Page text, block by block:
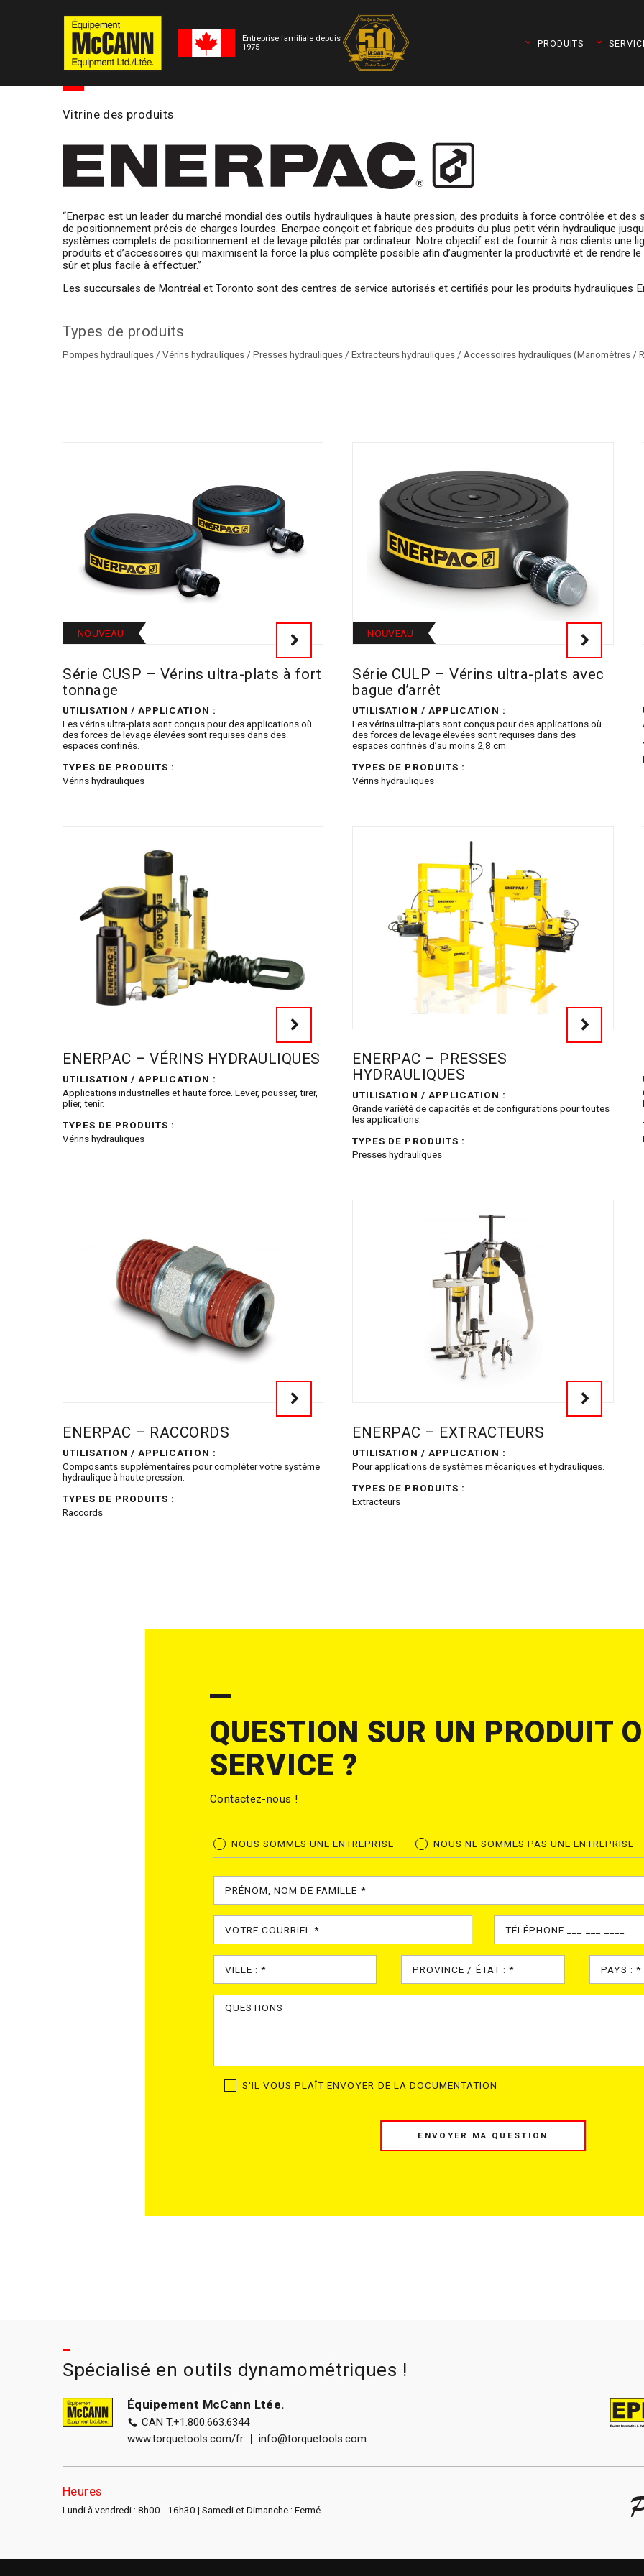
Entreprise familiale depuis
1975
PRODUITS
Vitrine des produits
“Enerpac est un leader du marché mondial des outils hydrauliques à haute pression, des produits à force contrôlée et des
de positionnement précis de charges lourdes. Enerpac conçoit et fabrique des produits du plus petit vérin hydraulique
systèmes complets de positionnement et de levage pilotés par ordinateur. Notre objectif est de fournir à nos clients une
produits et d’accessoires qui maximisent la force la plus complète possible afin d’augmenter la productivité et de rendre le
sûr et plus facile à effectuer.”
Les succursales de Montréal et Toronto sont des centres de service autorisés et certifiés pour les produits hydrauliques
Types de produits
Pompes hydrauliques / Vérins hydrauliques / Presses hydrauliques / Extracteurs hydrauliques / Accessoires hydrauliques (Manomètres /
NOUVEAU
Série CUSP – Vérins ultra-plats à fort
tonnage
UTILISATION / APPLICATION :
Les vérins ultra-plats sont conçus pour des applications où
des forces de levage élevées sont requises dans des
espaces confinés.
TYPES DE PRODUITS :
Vérins hydrauliques
NOUVEAU
Série CULP – Vérins ultra-plats avec
bague d’arrêt
UTILISATION / APPLICATION :
Les vérins ultra-plats sont conçus pour des applications où
des forces de levage élevées sont requises dans des
espaces confinés d’au moins 2,8 cm.
TYPES DE PRODUITS :
Vérins hydrauliques
ENERPAC – VÉRINS HYDRAULIQUES
UTILISATION / APPLICATION :
Applications industrielles et haute force. Lever, pousser, tirer,
plier, tenir.
TYPES DE PRODUITS :
Vérins hydrauliques
ENERPAC – PRESSES
HYDRAULIQUES
UTILISATION / APPLICATION :
Grande variété de capacités et de configurations pour toutes
les applications.
TYPES DE PRODUITS :
Presses hydrauliques
ENERPAC – RACCORDS
UTILISATION / APPLICATION :
Composants supplémentaires pour compléter votre système
hydraulique à haute pression.
TYPES DE PRODUITS :
Raccords
ENERPAC – EXTRACTEURS
UTILISATION / APPLICATION :
Pour applications de systèmes mécaniques et hydrauliques.
TYPES DE PRODUITS :
Extracteurs
QUESTION SUR UN PRODUIT
SERVICE ?
Contactez-nous !
NOUS SOMMES UNE ENTREPRISE NOUS NE SOMMES PAS UNE ENTREPRISE
S'IL VOUS PLAÎT ENVOYER DE LA DOCUMENTATION
ENVOYER MA QUESTION
Spécialisé en outils dynamométriques !
Équipement McCann Ltée.
CAN T.+1.800.663.6344
www.torquetools.com/fr
info@torquetools.com
Heures
Lundi à vendredi : 8h00 - 16h30 | Samedi et Dimanche : Fermé